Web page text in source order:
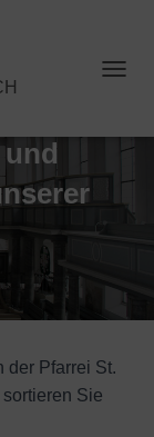
M
der Pfarrei St.
Sie